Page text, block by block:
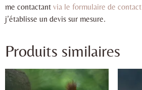
me contactant via le formulaire de contact
j’établisse un devis sur mesure.
Produits similaires